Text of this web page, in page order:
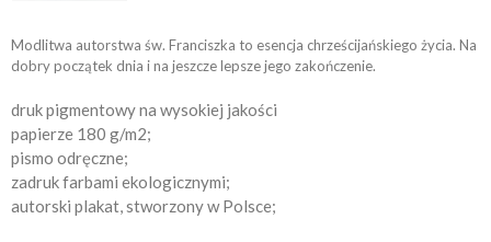
Modlitwa autorstwa św. Franciszka to esencja chrześcijańskiego życia. Na
dobry początek dnia i na jeszcze lepsze jego zakończenie.
druk pigmentowy na wysokiej jakości
papierze 180 g/m2;
pismo odręczne;
zadruk farbami ekologicznymi;
autorski plakat, stworzony w Polsce;